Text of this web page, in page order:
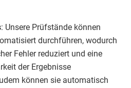
: Unsere Prüfstände können
durchführen, wodurch
Fehler reduziert und eine
der Ergebnisse
können sie automatisch